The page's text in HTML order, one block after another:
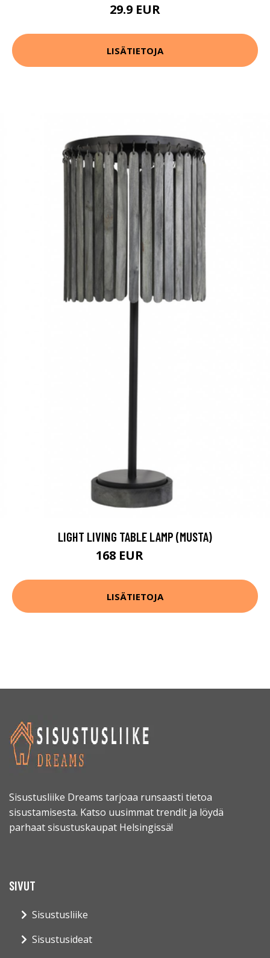
29.9 EUR
LISÄTIETOJA
LIGHT LIVING TABLE LAMP (MUSTA)
168 EUR
LISÄTIETOJA
Sisustusliike Dreams tarjoaa runsaasti tietoa
sisustamisesta. Katso uusimmat trendit ja löydä
parhaat sisustuskaupat Helsingissä!
SIVUT
Sisustusliike
Sisustusideat